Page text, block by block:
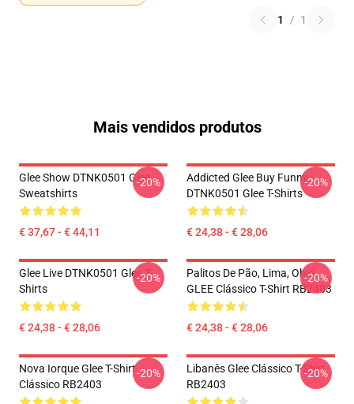
1 / 1
Mais vendidos produtos
Glee Show DTNK0501 Glee
Sweatshirts
€ 37,67 - € 44,11
-20%
Addicted Glee Buy Funny
DTNK0501 Glee T-Shirts
€ 24,38 - € 28,06
-20%
Glee Live DTNK0501 Glee T-
Shirts
€ 24,38 - € 28,06
-20%
Palitos De Pão, Lima, Ohio,
GLEE Clássico T-Shirt RB2403
€ 24,38 - € 28,06
-20%
Nova Iorque Glee T-Shirt
Clássico RB2403
-20%
Libanês Glee Clássico T-Shirt
RB2403
-20%